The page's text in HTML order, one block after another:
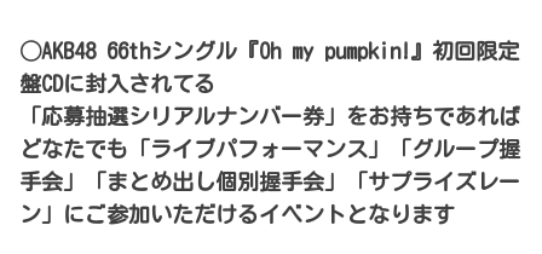
◯AKB48 66thシングル『Oh my pumpkin!』初回限定
盤CDに封入されてる
「応募抽選シリアルナンバー券」をお持ちであれば
どなたでも「ライブパフォーマンス」「グループ握
手会」「まとめ出し個別握手会」「サプライズレー
ン」にご参加いただけるイベントとなります